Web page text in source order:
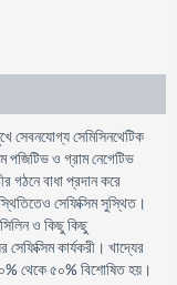
সেবনযোগ্য সেমিসিনথেটিক
পজিটিভ ও গ্রাম নেগেটিভ
গঠনে বাধা প্রদান করে
সেফিক্সিম সুস্থিত।
ও কিছু কিছু
কার্যকরী। খাদ্যের
থেকে ৫০% বিশোষিত হয়।